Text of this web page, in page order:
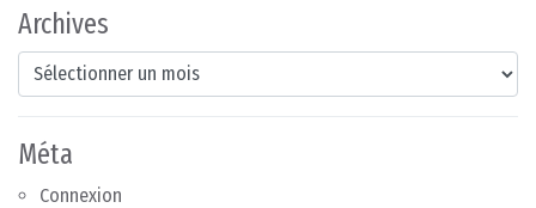
Archives
Archives
Méta
Connexion